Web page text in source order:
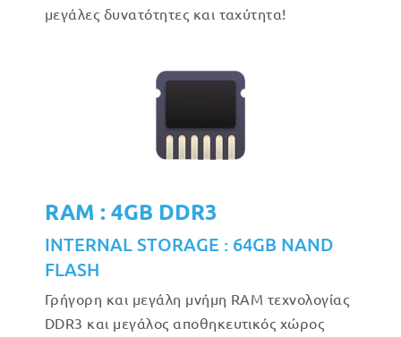
μεγάλες δυνατότητες και ταχύτητα!
RAM : 4GB DDR3
INTERNAL STORAGE : 64GB NAND
FLASH
Γρήγορη και μεγάλη μνήμη RAM τεχνολογίας
DDR3 και μεγάλος αποθηκευτικός χώρος